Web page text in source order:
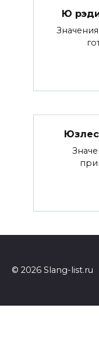
Ю
Юзлес
© 2026 Slang-list.ru